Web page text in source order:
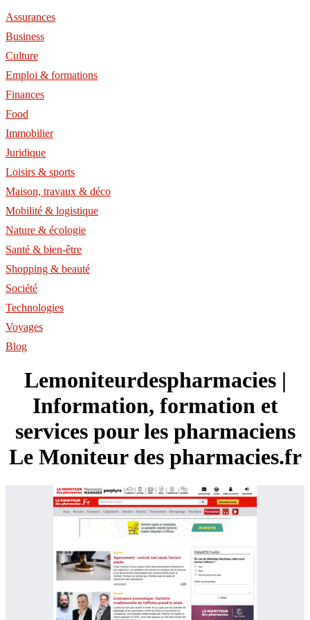
Assurances
Business
Culture
Emploi & formations
Finances
Food
Immobilier
Juridique
Loisirs & sports
Maison, travaux & déco
Mobilité & logistique
Nature & écologie
Santé & bien-être
Shopping & beauté
Société
Technologies
Voyages
Blog
Lemoniteur­desphar­ma­cies |
Information, formation et
services pour les pharmaciens
Le Moniteur des pharmacies.fr